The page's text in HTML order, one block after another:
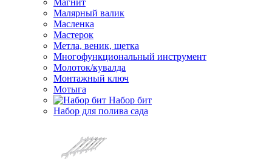
Магнит
Малярный валик
Масленка
Мастерок
Метла, веник, щетка
Многофункциональный инструмент
Молоток/кувалда
Монтажный ключ
Мотыга
Набор бит
Набор для полива сада